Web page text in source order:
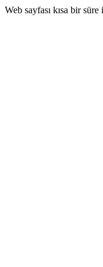
Web sayfası kısa bir